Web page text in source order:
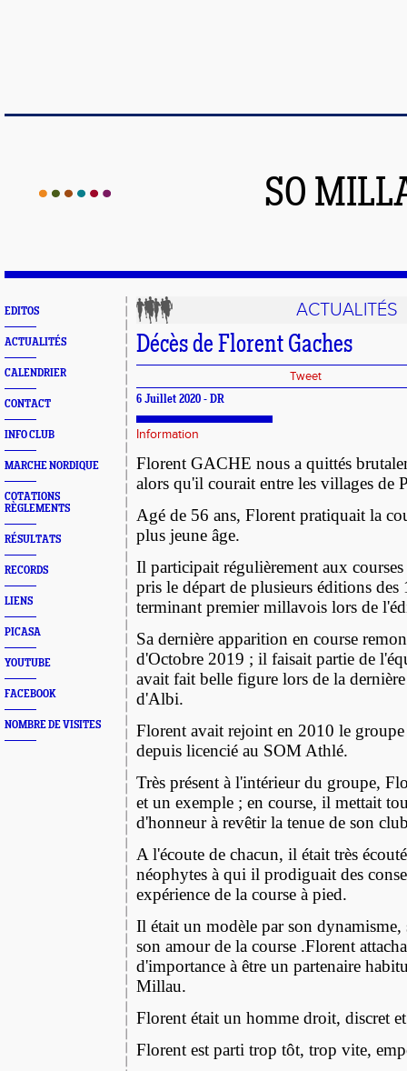
SO
EDITOS
ACTUALITÉS
CALENDRIER
CONTACT
INFO CLUB
MARCHE NORDIQUE
COTATIONS
RÈGLEMENTS
RÉSULTATS
RECORDS
LIENS
PICASA
YOUTUBE
FACEBOOK
NOMBRE DE VISITES
ACTUALITÉS
Décès de Florent Gaches
Tweet
6 Juillet 2020 - DR
Information
Florent GACHE nous a quittés
alors qu'il courait entre les villages de
Agé de 56 ans, Florent pratiquait la
plus jeune âge.
Il participait régulièrement aux
pris le départ de plusieurs éditions
terminant premier millavois lors de
Sa dernière apparition en course
d'Octobre 2019 ; il faisait partie de
avait fait belle figure lors de la
d'Albi.
Florent avait rejoint en 2010 le
depuis licencié au SOM Athlé.
Très présent à l'intérieur du groupe,
et un exemple ; en course, il mettait
d'honneur à revêtir la tenue de son
A l'écoute de chacun, il était très
néophytes à qui il prodiguait des
expérience de la course à pied.
Il était un modèle par son dynamisme,
son amour de la course .Florent
d'importance à être un partenaire
Millau.
Florent était un homme droit, discret
Florent est parti trop tôt, trop vite,